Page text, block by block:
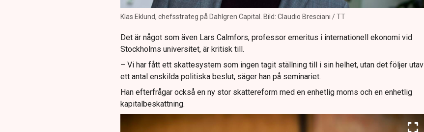
Klas Eklund, chefsstrateg på Dahlgren Capital. Bild: Claudio Bresciani / TT
Det är något som även Lars Calmfors, professor emeritus i internationell ekonomi vid
Stockholms universitet, är kritisk till.
– Vi har fått ett skattesystem som ingen tagit ställning till i sin helhet, utan det följer utav
ett antal enskilda politiska beslut, säger han på seminariet.
Han efterfrågar också en ny stor skattereform med en enhetlig moms och en enhetlig
kapitalbeskattning.